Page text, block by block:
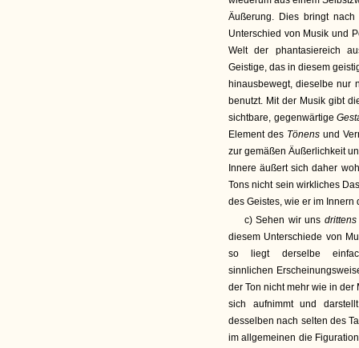
Äußerung. Dies bringt
Unterschied von Musik und
Welt der phantasiereich
Geistige, das in diesem
hinausbewegt, dieselbe nur
benutzt. Mit der Musik gibt
sichtbare, gegenwärtige
Element des Tönens und
zur gemäßen Äußerlichkeit
Innere äußert sich daher
Tons nicht sein wirkliches
des Geistes, wie er im
c) Sehen wir uns
diesem Unterschiede von
so liegt derselbe
sinnlichen
der Ton nicht mehr wie in
sich aufnimmt und
desselben nach selten des
im allgemeinen die